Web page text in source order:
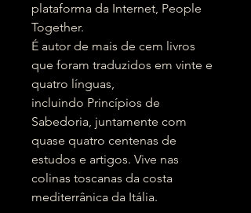
plataforma da Internet, People
Together.
É autor de mais de cem livros
que foram traduzidos em vinte e
quatro línguas,
incluindo Princípios de
Sabedoria, juntamente com
quase quatro centenas de
estudos e artigos. Vive nas
colinas toscanas da costa
mediterrânica da Itália.